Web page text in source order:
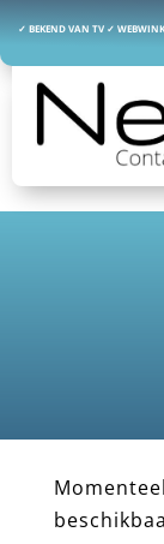
✓ BEKEND VAN TV ✓